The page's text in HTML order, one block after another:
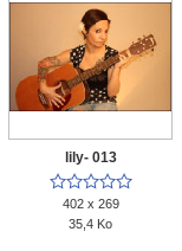
lily- 013

402 x 269
35,4 Ko